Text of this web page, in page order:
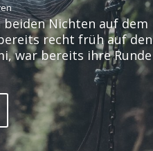
Nichten auf dem
recht früh auf den
war bereits ihre Runde